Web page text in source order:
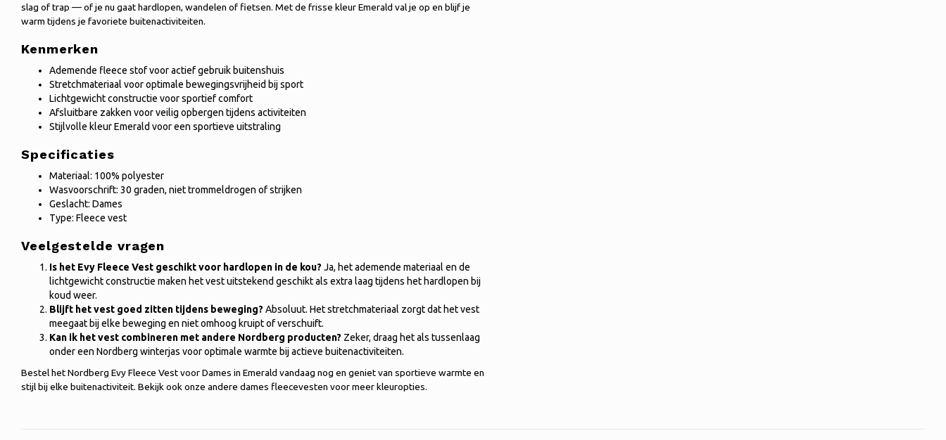
slag of trap — of je nu gaat hardlopen, wandelen of fietsen. Met de frisse kleur Emerald val je op en blijf je
warm tijdens je favoriete buitenactiviteiten.
Kenmerken
Ademende fleece stof voor actief gebruik buitenshuis
Stretchmateriaal voor optimale bewegingsvrijheid bij sport
Lichtgewicht constructie voor sportief comfort
Afsluitbare zakken voor veilig opbergen tijdens activiteiten
Stijlvolle kleur Emerald voor een sportieve uitstraling
Specificaties
Materiaal: 100% polyester
Wasvoorschrift: 30 graden, niet trommeldrogen of strijken
Geslacht: Dames
Type: Fleece vest
Veelgestelde vragen
Is het Evy Fleece Vest geschikt voor hardlopen in de kou? Ja, het ademende materiaal en de
lichtgewicht constructie maken het vest uitstekend geschikt als extra laag tijdens het hardlopen bij
koud weer.
Blijft het vest goed zitten tijdens beweging? Absoluut. Het stretchmateriaal zorgt dat het vest
meegaat bij elke beweging en niet omhoog kruipt of verschuift.
Kan ik het vest combineren met andere Nordberg producten? Zeker, draag het als tussenlaag
onder een Nordberg winterjas voor optimale warmte bij actieve buitenactiviteiten.
Bestel het Nordberg Evy Fleece Vest voor Dames in Emerald vandaag nog en geniet van sportieve warmte en
stijl bij elke buitenactiviteit. Bekijk ook onze andere dames fleecevesten voor meer kleuropties.